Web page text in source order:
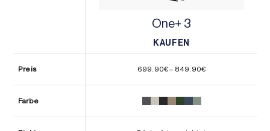
One+ 3
KAUFEN
KAUFEN
Preis 699.90€– 849.90€Preisspanne:
bis
Farbe